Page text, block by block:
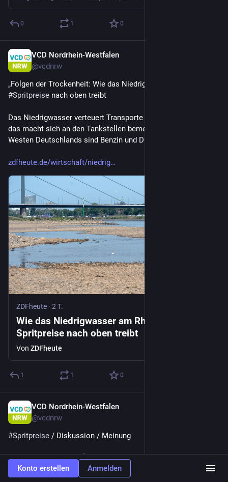
0 1 0
VCD Nordrhein-Westfalen
@vcdnrw
#Spritpreise nach oben treibt
Das Niedrigwasser verteuert Transporte auf dem Rhein und
das macht sich an den Tankstellen bemerkbar. Vor allem im
Westen Deutschlands sind Benzin und Diesel deutlich teurer.“
zdfheute.de/wirtschaft/niedrig
ZDFheute · 2 T.
Wie das Niedrigwasser am Rhein die
Spritpreise nach oben treibt
Von ZDFheute
1 1 0
VCD Nordrhein-Westfalen
@vcdnrw
#Spritpreise / Diskussion / Meinung
„Enorme Gewinne für Ölkonzerne
Konto erstellen Anmelden